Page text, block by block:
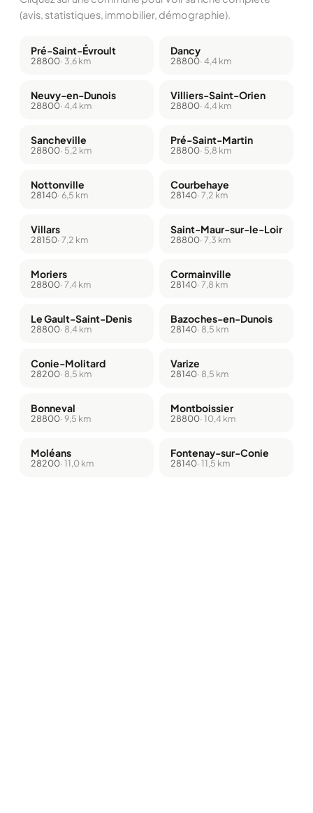
(avis, statistiques, immobilier, démographie).
Pré-Saint-Évroult
28800· 3,6 km
Dancy
28800· 4,4 km
Neuvy-en-Dunois
28800· 4,4 km
Villiers-Saint-Orien
28800· 4,4 km
Sancheville
28800· 5,2 km
Pré-Saint-Martin
28800· 5,8 km
Nottonville
28140· 6,5 km
Courbehaye
28140· 7,2 km
Villars
28150· 7,2 km
Saint-Maur-sur-le-Loir
28800· 7,3 km
Moriers
28800· 7,4 km
Cormainville
28140· 7,8 km
Le Gault-Saint-Denis
28800· 8,4 km
Bazoches-en-Dunois
28140· 8,5 km
Conie-Molitard
28200· 8,5 km
Varize
28140· 8,5 km
Bonneval
28800· 9,5 km
Montboissier
28800· 10,4 km
Moléans
28200· 11,0 km
Fontenay-sur-Conie
28140· 11,5 km